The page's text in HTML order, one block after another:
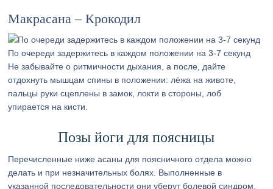
Макрасана – Крокодил
По очереди задержитесь в каждом положении на 3-7 секунд
Не забывайте о ритмичности дыхания, а после, дайте
отдохнуть мышцам спины в положении: лёжа на животе,
пальцы руки сцеплены в замок, локти в стороны, лоб
упирается на кисти.
Позы йоги для поясницы
Перечисленные ниже асаны для поясничного отдела можно
делать и при незначительных болях. Выполненные в
указанной последовательности они уберут болевой синдром.